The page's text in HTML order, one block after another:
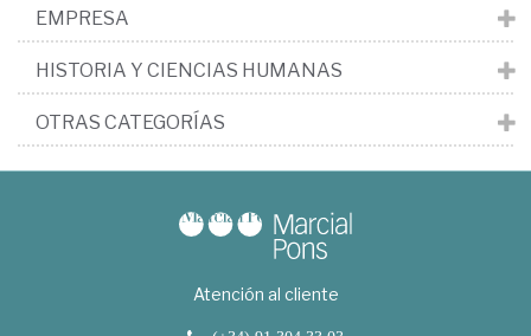
EMPRESA
HISTORIA Y CIENCIAS HUMANAS
OTRAS CATEGORÍAS
Atención al cliente